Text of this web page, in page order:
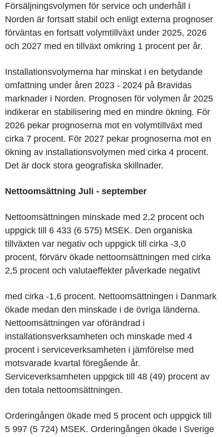
Försäljningsvolymen för service och underhåll i
Norden är fortsatt stabil och enligt externa prognoser
förväntas en fortsatt volymtillväxt under 2025, 2026
och 2027 med en tillväxt omkring 1 procent per år.
Installationsvolymerna har minskat i en betydande
omfattning under åren 2023 - 2024 på Bravidas
marknader i Norden. Prognosen för volymen år 2025
indikerar en stabilisering med en mindre ökning. För
2026 pekar prognoserna mot en volymtillväxt med
cirka 7 procent. För 2027 pekar prognoserna mot en
ökning av installationsvolymen med cirka 4 procent.
Det är dock stora geografiska skillnader.
Nettoomsättning Juli - september
Nettoomsättningen minskade med 2,2 procent och
uppgick till 6 433 (6 575) MSEK. Den organiska
tillväxten var negativ och uppgick till cirka -3,0
procent, förvärv ökade nettoomsättningen med cirka
2,5 procent och valutaeffekter påverkade negativt
med cirka -1,6 procent. Nettoomsättningen i Danmark
ökade medan den minskade i de övriga länderna.
Nettoomsättningen var oförändrad i
installationsverksamheten och minskade med 4
procent i serviceverksamheten i jämförelse med
motsvarade kvartal föregående år.
Serviceverksamheten uppgick till 48 (49) procent av
den totala nettoomsättningen.
Orderingången ökade med 5 procent och uppgick till
5 997 (5 724) MSEK. Orderingången ökade i Sverige